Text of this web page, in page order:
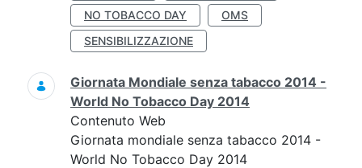
NO TOBACCO DAY
OMS
SENSIBILIZZAZIONE
Giornata Mondiale senza tabacco 2014 -
World No Tobacco Day 2014
Contenuto Web
Giornata mondiale senza tabacco 2014 -
World No Tobacco Day 2014